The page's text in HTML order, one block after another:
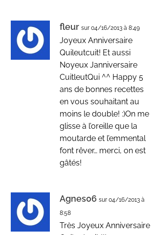
fleur sur 04/16/2013 à 8:49
Joyeux Anniversaire
Quileutcuit! Et aussi
Noyeux Janniversaire
CuitleutQui ^^ Happy 5
ans de bonnes recettes
en vous souhaitant au
moins le double! :)On me
glisse à l’oreille que la
moutarde et l’emmental
font rêver… merci, on est
gâtés!
Agnes06 sur 04/16/2013 à
8:58
Très Joyeux Anniversaire